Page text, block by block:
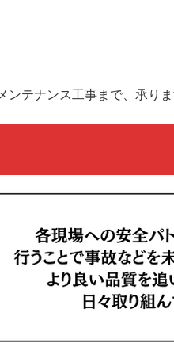
テナンス工事まで、承りま